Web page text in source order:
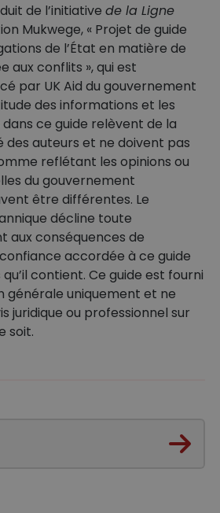
de l’initiativede la Ligne
Mukwege, « Projet de guide
de l’État en matière de
aux conflits », qui est
par UK Aid du gouvernement
des informations et les
ce guide relèvent de la
des auteurs et ne doivent pas
reflétant les opinions ou
du gouvernement
être différentes. Le
décline toute
aux conséquences de
accordée à ce guide
contient. Ce guide est fourni
générale uniquement et ne
juridique ou professionnel sur
soit.